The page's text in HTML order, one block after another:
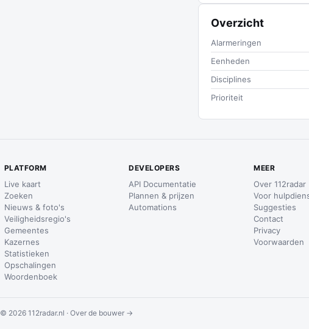
Overzicht
Alarmeringen
Eenheden
Disciplines
Prioriteit
PLATFORM
Live kaart
Zoeken
Nieuws & foto's
Veiligheidsregio's
Gemeentes
Kazernes
Statistieken
Opschalingen
Woordenboek
DEVELOPERS
API Documentatie
Plannen & prijzen
Automations
MEER
Over 112radar
Voor
Suggesties
Contact
Privacy
Voorwaarden
© 2026 112radar.nl · Over de bouwer →